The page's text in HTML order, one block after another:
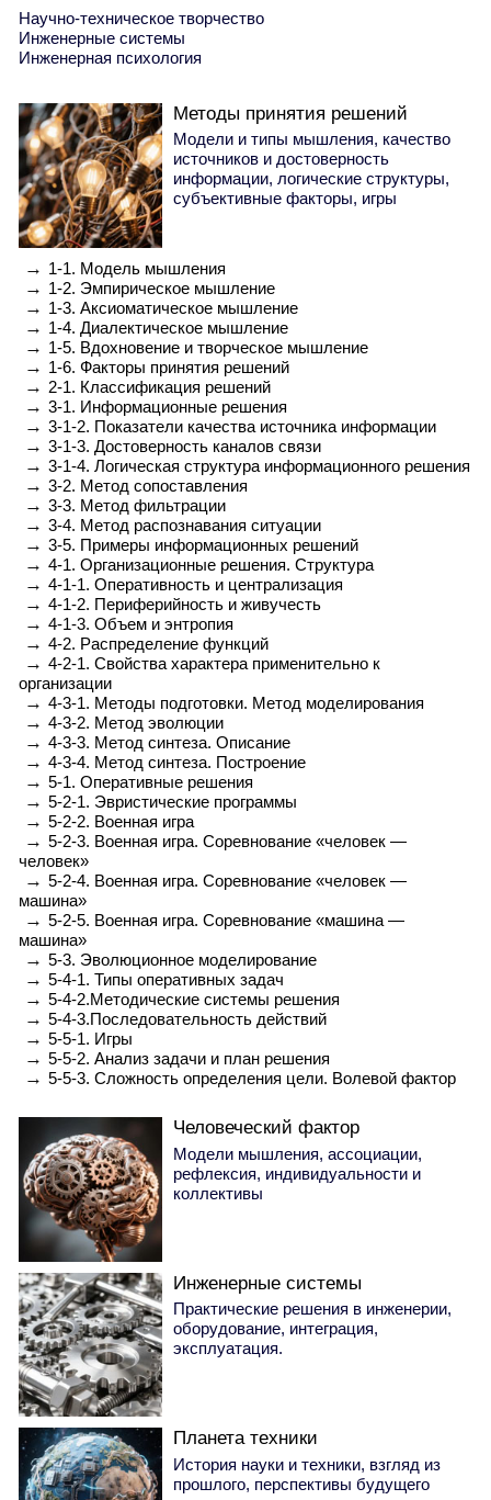
Научно-техническое творчество
Инженерные системы
Инженерная психология
Методы принятия решений
Модели и типы мышления, качество
источников и достоверность
информации, логические структуры,
субъективные факторы, игры
→ 1-1. Модель мышления
→ 1-2. Эмпирическое мышление
→ 1-3. Аксиоматическое мышление
→ 1-4. Диалектическое мышление
→ 1-5. Вдохновение и творческое мышление
→ 1-6. Факторы принятия решений
→ 2-1. Классификация решений
→ 3-1. Информационные решения
→ 3-1-2. Показатели качества источника информации
→ 3-1-3. Достоверность каналов связи
→ 3-1-4. Логическая структура информационного решения
→ 3-2. Метод сопоставления
→ 3-3. Метод фильтрации
→ 3-4. Метод распознавания ситуации
→ 3-5. Примеры информационных решений
→ 4-1. Организационные решения. Структура
→ 4-1-1. Оперативность и централизация
→ 4-1-2. Периферийность и живучесть
→ 4-1-3. Объем и энтропия
→ 4-2. Распределение функций
→ 4-2-1. Свойства характера применительно к
организации
→ 4-3-1. Методы подготовки. Метод моделирования
→ 4-3-2. Метод эволюции
→ 4-3-3. Метод синтеза. Описание
→ 4-3-4. Метод синтеза. Построение
→ 5-1. Оперативные решения
→ 5-2-1. Эвристические программы
→ 5-2-2. Военная игра
→ 5-2-3. Военная игра. Соревнование «человек —
человек»
→ 5-2-4. Военная игра. Соревнование «человек —
машина»
→ 5-2-5. Военная игра. Соревнование «машина —
машина»
→ 5-3. Эволюционное моделирование
→ 5-4-1. Типы оперативных задач
→ 5-4-2.Методические системы решения
→ 5-4-3.Последовательность действий
→ 5-5-1. Игры
→ 5-5-2. Анализ задачи и план решения
→ 5-5-3. Сложность определения цели. Волевой фактор
Человеческий фактор
Модели мышления, ассоциации,
рефлексия, индивидуальности и
коллективы
Инженерные системы
Практические решения в инженерии,
оборудование, интеграция,
эксплуатация.
Планета техники
История науки и техники, взгляд из
прошлого, перспективы будущего